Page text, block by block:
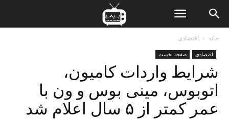
خانه اقتصادی
اقتصادی صفحه نخست
شرایط واردات کامیون،
اتوبوس، مینی بوس و ون با
عمر کمتر از ۵ سال اعلام شد